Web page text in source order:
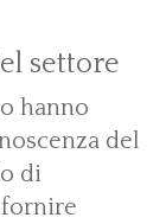
settore
hanno
del
di
fornire